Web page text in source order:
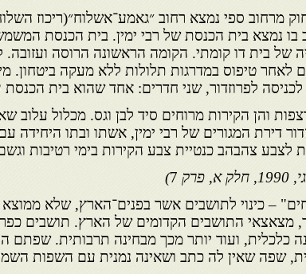
מרחוב ספי נמצא רחוב ״גאמע־אשלוח״(ריכוז
בו נמצא בית הכנסת של רבי ימין. בית הכנסת
של בית דו קומתי. הקומה הראשונה הרוסה ועזובה.
לאחר טיפוס במדרגות תלולות ללא מעקה ביטחון.
לכניסה לפרוזדור, שני חדרים: אחד שהוא בית הכנסת
והן הקירות מרוחים סיד לבן וגס. מכלול עלוב
דירת המגורים של רבי ימין, אשתו ובתו היחידה
לצבע צהבהב כנטיית צבע הקירות בימי רטיבות
פרק
)
– כינוי לתושבים אשר בפנים־הארץ, שלא
מצאצאי התושבים הקדומים של הארץ. תושבים
כלכלית, ועוד יותר מכך מבחינה תרבותית. שפתם
שפה שאין לה כתב ושאינה נמנית עם השפות